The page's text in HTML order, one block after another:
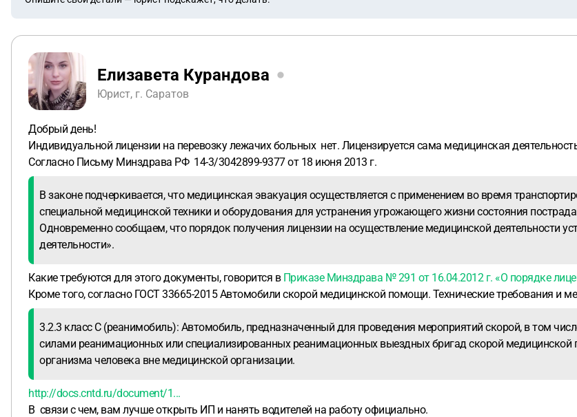
Елизавета Курандова
Юрист, г. Саратов
Добрый день!
Индивидуальной лицензии на перевозку лежачих больных нет. Лицензируется сама медицинская
Согласно Письму Минздрава РФ 14-3/3042899-9377 от 18 июня 2013 г.
В законе подчеркивается, что медицинская эвакуация осуществляется с применением во время
специальной медицинской техники и оборудования для устранения угрожающего жизни состояния
Одновременно сообщаем, что порядок получения лицензии на осуществление медицинской деятельности
деятельности».
Какие требуются для этого документы, говорится в Приказе Минздрава № 291 от 16.04.2012 г. «О порядке
Кроме того, согласно ГОСТ 33665-2015 Автомобили скорой медицинской помощи. Технические требования и
3.2.3 класс С (реанимобиль): Автомобиль, предназначенный для проведения мероприятий скорой, в том
силами реанимационных или специализированных реанимационных выездных бригад скорой медицинской
организма человека вне медицинской организации.
http://docs.cntd.ru/document/1...
В связи с чем, вам лучше открыть ИП и нанять водителей на работу официально.